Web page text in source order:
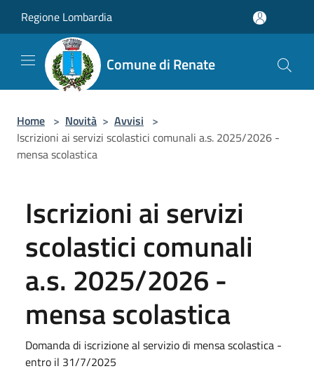
Regione Lombardia
Comune di Renate
Home > Novità > Avvisi >
Iscrizioni ai servizi scolastici comunali a.s. 2025/2026 -
mensa scolastica
Iscrizioni ai servizi
scolastici comunali
a.s. 2025/2026 -
mensa scolastica
Domanda di iscrizione al servizio di mensa scolastica -
entro il 31/7/2025